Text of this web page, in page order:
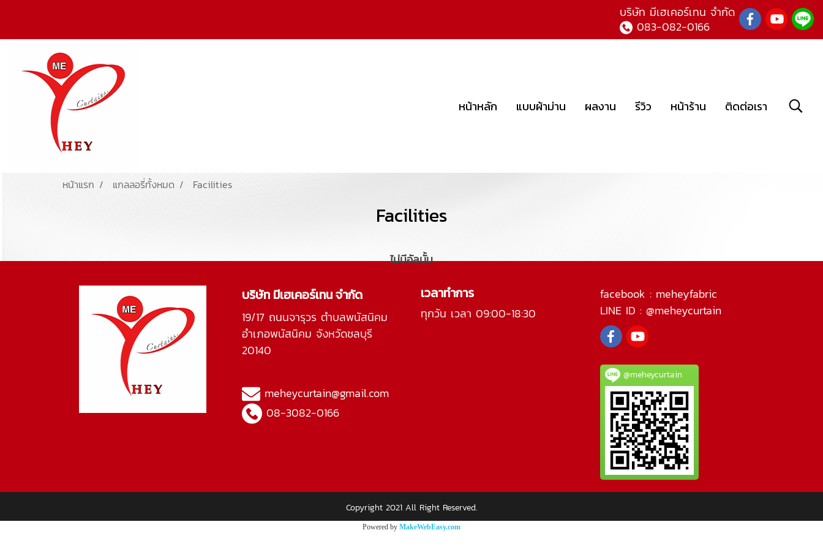
บริษัท มีเฮเคอร์เทน จำกัด
083-082-0166
หน้าหลัก แบบผ้าม่าน ผลงาน รีวิว หน้าร้าน ติดต่อเรา
หน้าแรก แกลลอรี่ทั้งหมด Facilities
Facilities
ไม่มีอัลบั้ม
บริษัท มีเฮเคอร์เทน จำกัด
19/17 ถนนจารุวร ตำบลพนัสนิคม
อำเภอพนัสนิคม จังหวัดชลบุรี
20140
meheycurtain@gmail.com
08-3082-0166
เวลาทำการ
ทุกวัน เวลา 09:00-18:30
facebook : meheyfabric
LINE ID : @meheycurtain
@meheycurtain
Copyright 2021 All Right Reserved.
Powered by MakeWebEasy.com